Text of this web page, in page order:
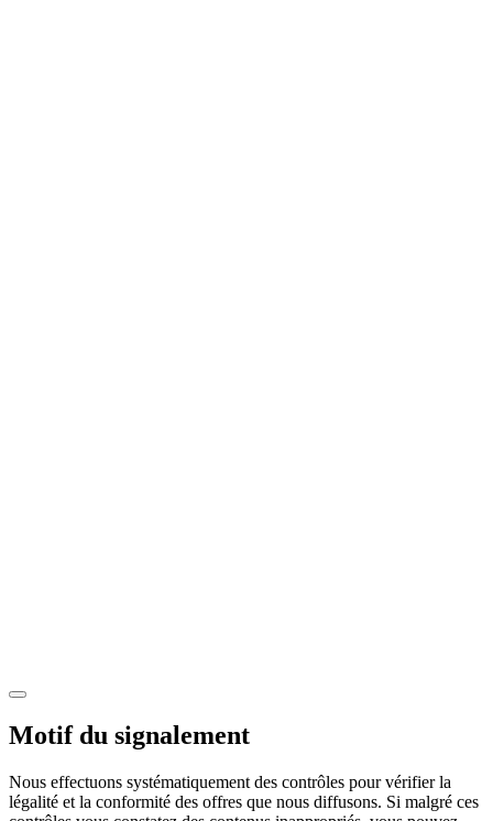
Motif du signalement
Nous effectuons systématiquement des contrôles pour vérifier la
légalité et la conformité des offres que nous diffusons. Si malgré ces